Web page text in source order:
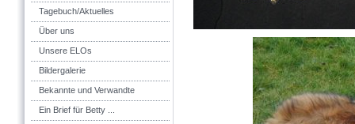
Tagebuch/Aktuelles
Über uns
Unsere ELOs
Bildergalerie
Bekannte und Verwandte
Ein Brief für Betty ...